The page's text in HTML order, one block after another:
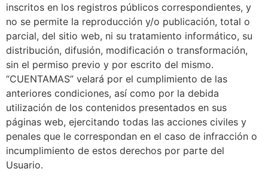
inscritos en los registros públicos correspondientes, y
no se permite la reproducción y/o publicación, total o
parcial, del sitio web, ni su tratamiento informático, su
distribución, difusión, modificación o transformación,
sin el permiso previo y por escrito del mismo.
“CUENTAMAS” velará por el cumplimiento de las
anteriores condiciones, así como por la debida
utilización de los contenidos presentados en sus
páginas web, ejercitando todas las acciones civiles y
penales que le correspondan en el caso de infracción o
incumplimiento de estos derechos por parte del
Usuario.